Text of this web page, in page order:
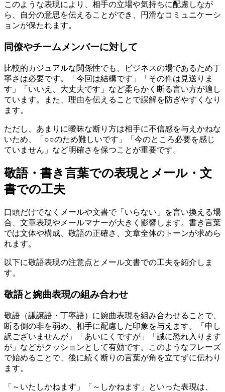
このような表現により、相手の立場や気持ちに配慮しなが
ら、自分の意思を伝えることができ、円滑なコミュニケーシ
ョンが保たれます。
同僚やチームメンバーに対して
比較的カジュアルな関係性でも、ビジネスの場であるため丁
寧さは必要です。「今回は結構です」「その件は見送りま
す」「いいえ、大丈夫です」など柔らかく断る言い方が適し
ています。また、理由を伝えることで誤解を防ぎやすくなり
ます。
ただし、あまりに曖昧な断り方は相手に不信感を与えかねな
いため、「○○のため難しいです」「今のところ必要を感じ
ていません」など明確さを保つことが重要です。
敬語・書き言葉での表現とメール・文
書での工夫
口頭だけでなくメールや文書で「いらない」を言い換える場
合、文章表現やメールマナーが大きく影響します。書き言葉
では文体や構成、敬語の正確さ、文章全体のトーンが求めら
れます。
以下に敬語表現の注意点とメール文書での工夫を紹介しま
す。
敬語と婉曲表現の組み合わせ
敬語（謙譲語・丁寧語）に婉曲表現を組み合わせることで、
断る側の非を弱め、相手に配慮した印象を与えます。「申し
訳ございませんが」「あいにくですが」「誠に恐れ入ります
が」などがクッションとして有効です。このようなフレーズ
で始めることで、後に続く断りの言葉が角を立てずに伝わり
ます。
「～いたしかねます」「～しかねます」といった表現は、